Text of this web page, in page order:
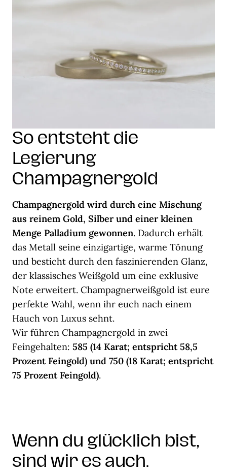
So entsteht die
Legierung
Champagnergold
Champagnergold wird durch eine Mischung
aus reinem Gold, Silber und einer kleinen
Menge Palladium gewonnen. Dadurch erhält
das Metall seine einzigartige, warme Tönung
und besticht durch den faszinierenden Glanz,
der klassisches Weißgold um eine exklusive
Note erweitert. Champagnerweißgold ist eure
perfekte Wahl, wenn ihr euch nach einem
Hauch von Luxus sehnt.
Wir führen Champagnergold in zwei
Feingehalten: 585 (14 Karat; entspricht 58,5
Prozent Feingold) und 750 (18 Karat; entspricht
75 Prozent Feingold).
Wenn du glücklich bist,
sind wir es auch.